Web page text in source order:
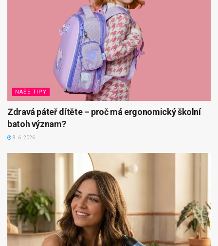
NAŠE TIPY
Zdravá páteř dítěte – proč má ergonomický školní
batoh význam?
8. 6. 2026